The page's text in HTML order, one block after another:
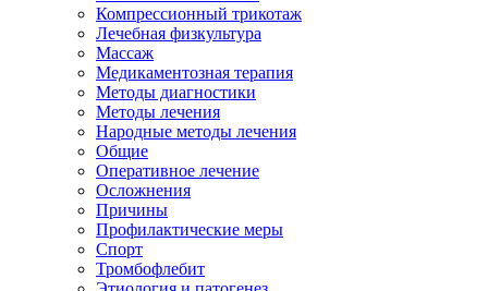
Компрессионный трикотаж
Лечебная физкультура
Массаж
Медикаментозная терапия
Методы диагностики
Методы лечения
Народные методы лечения
Общие
Оперативное лечение
Осложнения
Причины
Профилактические меры
Спорт
Тромбофлебит